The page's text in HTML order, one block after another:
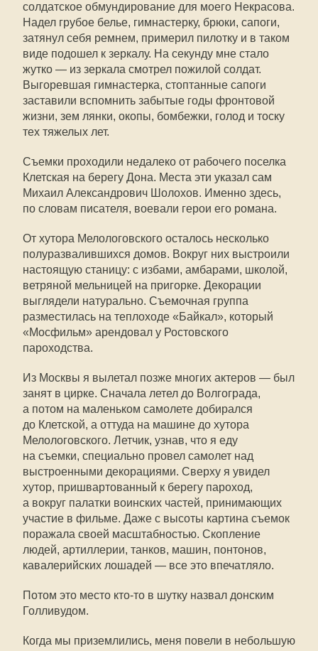
солдатское обмундирование для моего Некрасова.
Надел грубое белье, гимнастерку, брюки, сапоги,
затянул себя ремнем, примерил пилотку и в таком
виде подошел к зеркалу. На секунду мне стало
жутко — из зеркала смотрел пожилой солдат.
Выгоревшая гимнастерка, стоптанные сапоги
заставили вспомнить забытые годы фронтовой
жизни, зем лянки, окопы, бомбежки, голод и тоску
тех тяжелых лет.
Съемки проходили недалеко от рабочего поселка
Клетская на берегу Дона. Места эти указал сам
Михаил Александрович Шолохов. Именно здесь,
по словам писателя, воевали герои его романа.
От хутора Мелологовского осталось несколько
полуразвалившихся домов. Вокруг них выстроили
настоящую станицу: с избами, амбарами, школой,
ветряной мельницей на пригорке. Декорации
выглядели натурально. Съемочная группа
разместилась на теплоходе «Байкал», который
«Мосфильм» арендовал у Ростовского
пароходства.
Из Москвы я вылетал позже многих актеров — был
занят в цирке. Сначала летел до Волгограда,
а потом на маленьком самолете добирался
до Клетской, а оттуда на машине до хутора
Мелологовского. Летчик, узнав, что я еду
на съемки, специально провел самолет над
выстроенными декорациями. Сверху я увидел
хутор, пришвартованный к берегу пароход,
а вокруг палатки воинских частей, принимающих
участие в фильме. Даже с высоты картина съемок
поражала своей масштабностью. Скопление
людей, артиллерии, танков, машин, понтонов,
кавалерийских лошадей — все это впечатляло.
Потом это место кто-то в шутку назвал донским
Голливудом.
Когда мы приземлились, меня повели в небольшую